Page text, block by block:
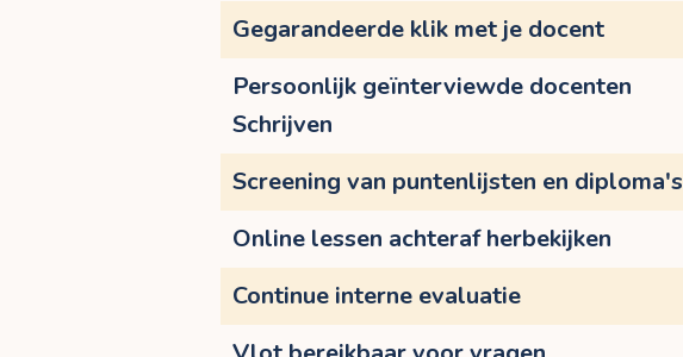
Gegarandeerde klik met je docent
Persoonlijk geïnterviewde docenten
Schrijven
Screening van puntenlijsten en diploma's
Online lessen achteraf herbekijken
Continue interne evaluatie